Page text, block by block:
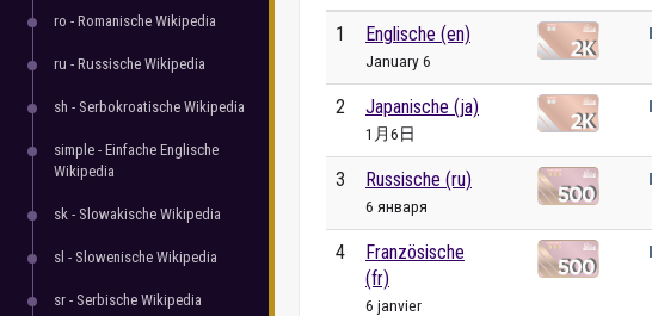
ro - Romanische Wikipedia
ru - Russische Wikipedia
sh - Serbokroatische Wikipedia
simple - Einfache Englische
Wikipedia
sk - Slowakische Wikipedia
sl - Slowenische Wikipedia
sr - Serbische Wikipedia
1 Englische (en)
January 6
2 Japanische (ja)
1月6日
3 Russische (ru)
6 января
4
Französische
(fr)
6 janvier